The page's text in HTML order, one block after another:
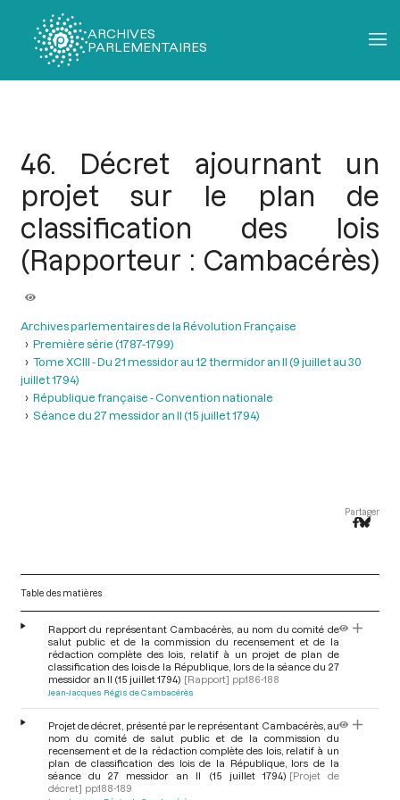
ARCHIVES
PARLEMENTAIRES
46. Décret ajournant un
projet sur le plan de
classification des lois
(Rapporteur : Cambacérès)
Archives parlementaires de la Révolution Française
Première série (1787-1799)
Tome XCIII - Du 21 messidor au 12 thermidor an II (9 juillet au 30
juillet 1794)
République française - Convention nationale
Séance du 27 messidor an II (15 juillet 1794)
Partager
Table des matières
Rapport du représentant Cambacérès, au nom du comité de
salut public et de la commission du recensement et de la
rédaction complète des lois, relatif à un projet de plan de
classification des lois de la République, lors de la séance du 27
messidor an II (15 juillet 1794) [Rapport] pp.186-188
Jean-Jacques Régis de Cambacérès
Projet de décret, présenté par le représentant Cambacérès, au
nom du comité de salut public et de la commission du
recensement et de la rédaction complète des lois, relatif à un
plan de classification des lois de la République, lors de la
séance du 27 messidor an II (15 juillet 1794) [Projet de
décret] pp.188-189